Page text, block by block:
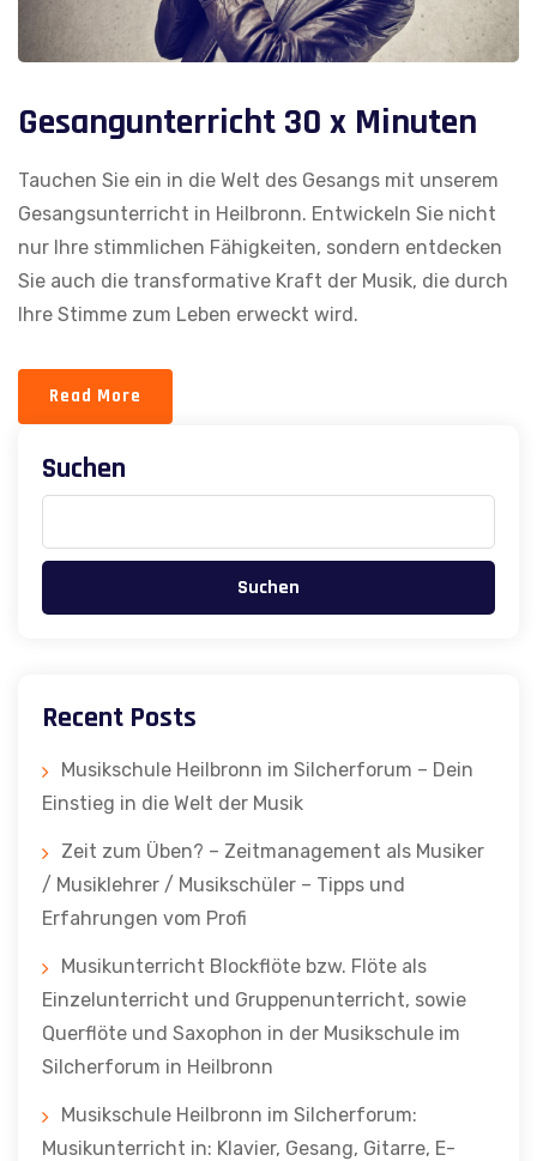
Gesangunterricht 30 x Minuten
Tauchen Sie ein in die Welt des Gesangs mit unserem
Gesangsunterricht in Heilbronn. Entwickeln Sie nicht
nur Ihre stimmlichen Fähigkeiten, sondern entdecken
Sie auch die transformative Kraft der Musik, die durch
Ihre Stimme zum Leben erweckt wird.
Read More
Suchen
Suchen
Recent Posts
Musikschule Heilbronn im Silcherforum – Dein
Einstieg in die Welt der Musik
Zeit zum Üben? – Zeitmanagement als Musiker
/ Musiklehrer / Musikschüler – Tipps und
Erfahrungen vom Profi
Musikunterricht Blockflöte bzw. Flöte als
Einzelunterricht und Gruppenunterricht, sowie
Querflöte und Saxophon in der Musikschule im
Silcherforum in Heilbronn
Musikschule Heilbronn im Silcherforum:
Musikunterricht in: Klavier, Gesang, Gitarre, E-